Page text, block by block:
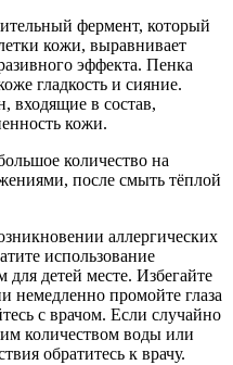
фермент, который
кожи, выравнивает
эффекта. Пенка
гладкость и сияние.
входящие в состав,
кожи.
количество на
после смыть тёплой
аллергических
использование
для детей месте. Избегайте
немедленно промойте глаза
с врачом. Если случайно
количеством воды или
обратитесь к врачу.